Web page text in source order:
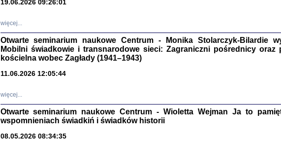
oprac. Aleksandra Bańkowska
Warszawa 2022
19.06.2026 09:26:01
więcej...
Otwarte seminarium naukowe Centrum - Monika Stolarczyk-Bilardie
Mobilni świadkowie i transnarodowe sieci: Zagraniczni pośrednicy oraz
kościelna wobec Zagłady (1941–1943)
11.06.2026 12:05:44
więcej...
Otwarte seminarium naukowe Centrum - Wioletta Wejman Ja to
wspomnieniach świadkiń i świadków historii
08.05.2026 08:34:35